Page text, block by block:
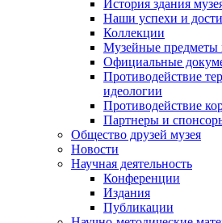
История здания
Наши успехи и
Коллекции
Музейные
Официальные
Противодействие
идеологии
Противодействие
Партнеры и
Общество друзей музея
Новости
Научная деятельность
Конференции
Издания
Публикации